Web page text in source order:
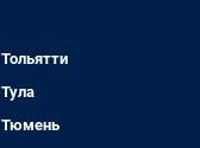
Тольятти
Тула
Тюмень